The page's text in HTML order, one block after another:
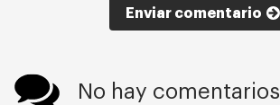
Enviar comentario
No hay comentarios